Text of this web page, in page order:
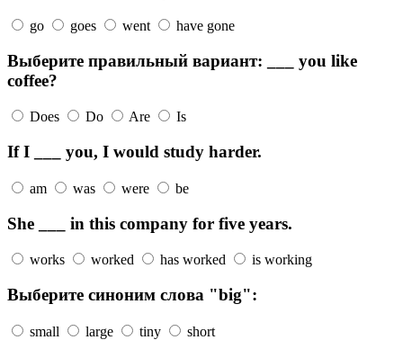
go goes went have gone
Выберите правильный вариант: ___ you like
coffee?
Does Do Are Is
If I ___ you, I would study harder.
am was were be
She ___ in this company for five years.
works worked has worked is working
Выберите синоним слова "big":
small large tiny short